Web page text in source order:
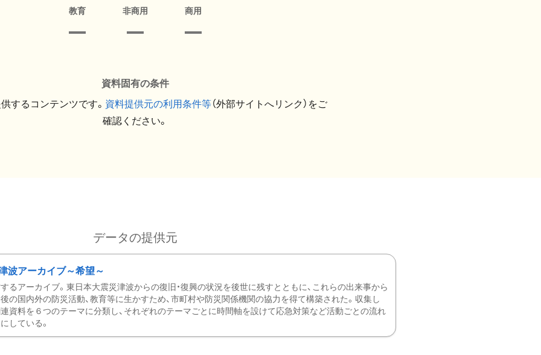
教育 非商用 商用
資料固有の条件
するコンテンツです。 資料提供元の利用条件等（外部サイトへリンク）をご
確認ください。
データの提供元
波アーカイブ～希望～
るアーカイブ。東日本大震災津波からの復旧・復興の状況を後世に残すとともに、これらの出来事から
の国内外の防災活動、教育等に生かすため、市町村や防災関係機関の協力を得て構築された。収集し
資料を６つのテーマに分類し、それぞれのテーマごとに時間軸を設けて応急対策など活動ごとの流れ
している。